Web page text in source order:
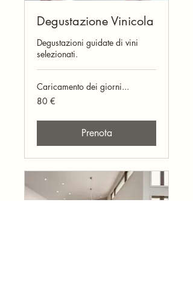
Degustazione Vinicola
Degustazioni guidate di vini
selezionati.
Caricamento dei giorni...
80
euro
80 €
Prenota